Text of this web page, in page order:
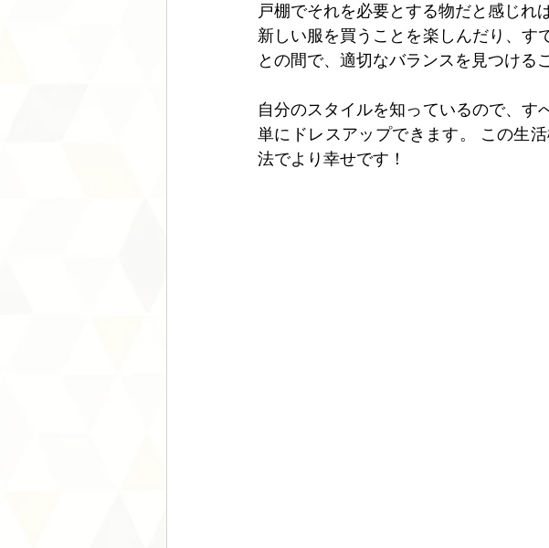
戸棚でそれを必要とする物だと感じれ
新しい服を買うことを楽しんだり、す
との間で、適切なバランスを見つける
自分のスタイルを知っているので、す
単にドレスアップできます。 この生
法でより幸せです！